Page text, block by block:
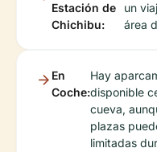
Estación de
Chichibu:
un
área
En
Coche:
Hay
disponible
cueva,
plazas
limitadas